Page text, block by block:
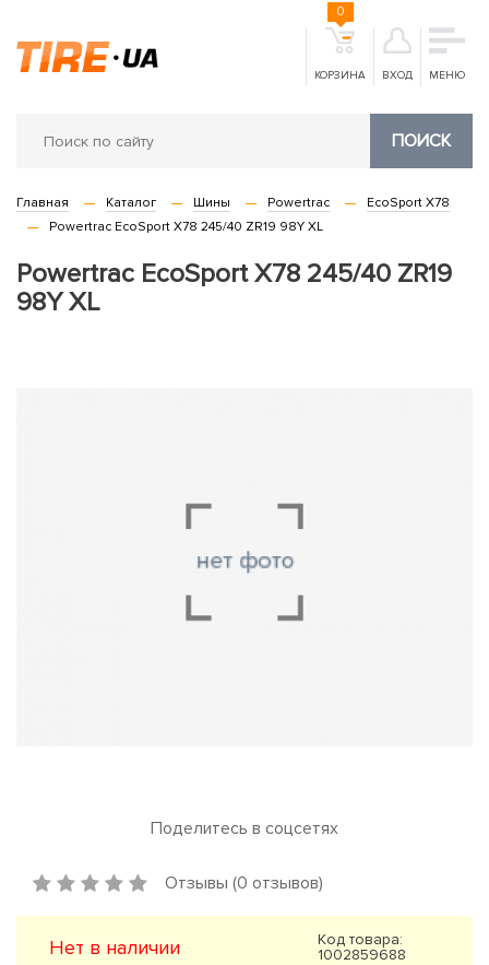
КОРЗИНА
0
ВХОД МЕНЮ
ПОИСК
Главная Каталог Шины Powertrac
EcoSport X78
Powertrac EcoSport X78 245/40 ZR19 98Y XL
Powertrac EcoSport X78 245/40 ZR19
98Y XL
Поделитесь в соцсетях
Отзывы (0 отзывов)
Нет в наличии
Код товара:
1002859688